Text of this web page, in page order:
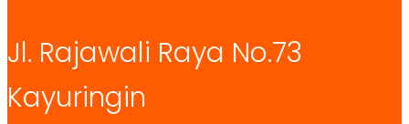
Jl. Rajawali Raya No.73
Kayuringin